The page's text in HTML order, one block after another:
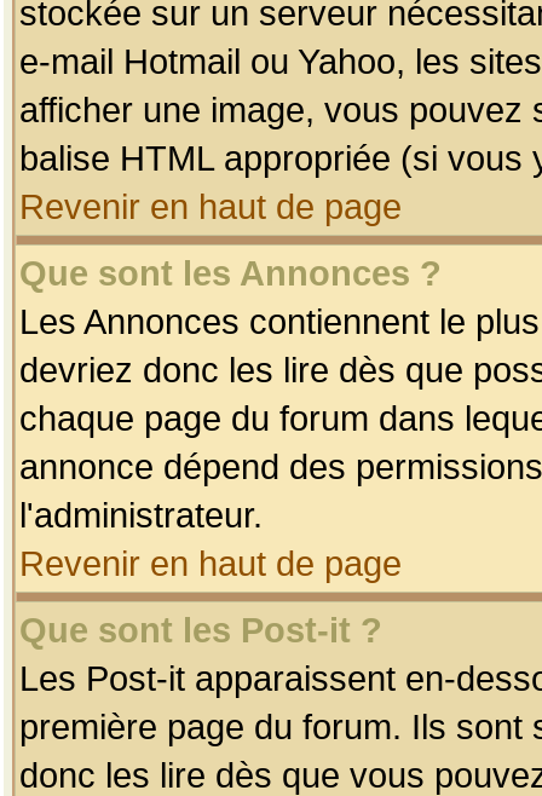
stockée sur un serveur
e-mail Hotmail ou Yahoo, les
afficher une image, vous pouvez
balise HTML appropriée (si vous
Revenir en haut de page
Que sont les Annonces ?
Les Annonces contiennent le
devriez donc les lire dès que
chaque page du forum dans
annonce dépend des
l'administrateur.
Revenir en haut de page
Que sont les Post-it ?
Les Post-it apparaissent en-
première page du forum. Ils
donc les lire dès que vous